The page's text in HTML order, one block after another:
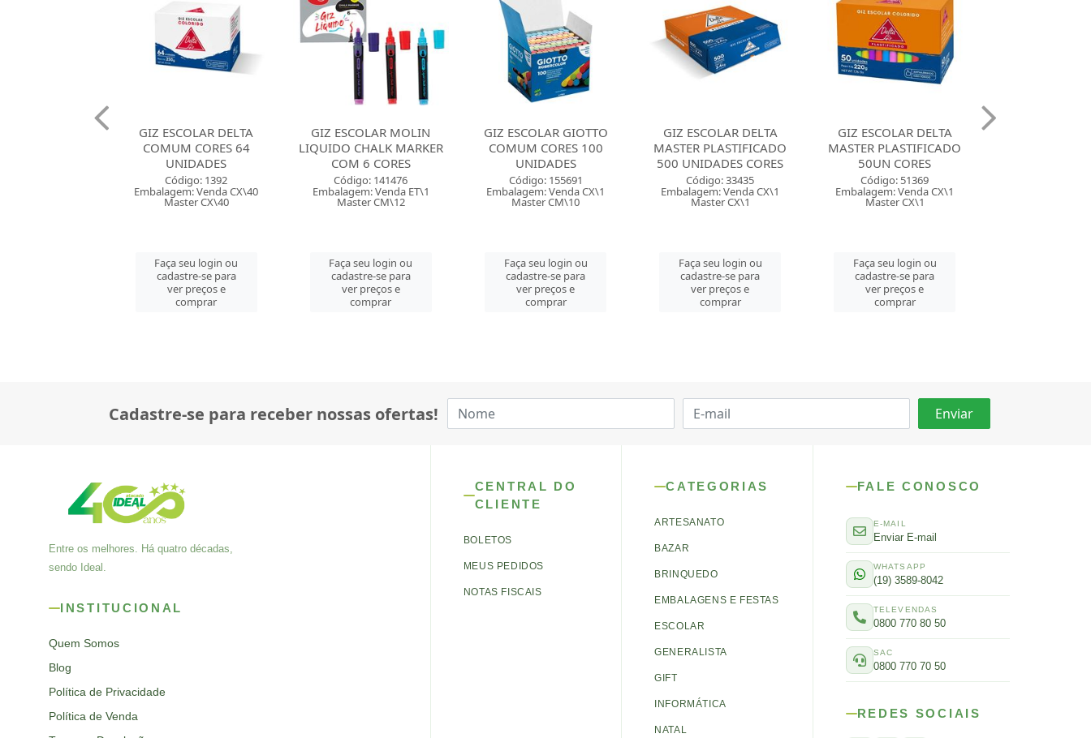
GIZ ESCOLAR MOLIN
LIQUIDO CHALK MARKER
COM 6 CORES
Código: 141476
Embalagem: Venda ET\1
Master CM\12
Faça seu login ou
cadastre-se para
ver preços e
comprar
GIZ ESCOLAR GIOTTO
COMUM CORES 100
UNIDADES
Código: 155691
Embalagem: Venda CX\1
Master CM\10
Faça seu login ou
cadastre-se para
ver preços e
comprar
GIZ ESCOLAR DELTA
MASTER PLASTIFICADO
500 UNIDADES CORES
Código: 33435
Embalagem: Venda CX\1
Master CX\1
Faça seu login ou
cadastre-se para
ver preços e
comprar
GIZ ESCOLAR DELTA
MASTER PLASTIFICADO
50UN CORES
Código: 51369
Embalagem: Venda CX\1
Master CX\1
Faça seu login ou
cadastre-se para
ver preços e
comprar
GIZ ESCOLAR CIS
LIQUIDO NEON COM 6
CORES SORTIDA
Código: 144048
Embalagem: Venda ET\1
Master CM\80
Faça seu login ou
cadastre-se para
ver preços e
comprar
Cadastre-se para receber nossas ofertas!
Entre os melhores. Há quatro décadas,
sendo Ideal.
INSTITUCIONAL
Quem Somos
Blog
Política de Privacidade
Política de Venda
CENTRAL DO
CLIENTE
BOLETOS
MEUS PEDIDOS
NOTAS FISCAIS
CATEGORIAS
ARTESANATO
BAZAR
BRINQUEDO
EMBALAGENS E FESTAS
ESCOLAR
GENERALISTA
GIFT
INFORMÁTICA
NATAL
FALE CONOSCO
E-MAIL
Enviar E-mail
WHATSAPP
(19) 3589-8042
TELEVENDAS
0800 770 80 50
SAC
0800 770 70 50
REDES SOCIAIS